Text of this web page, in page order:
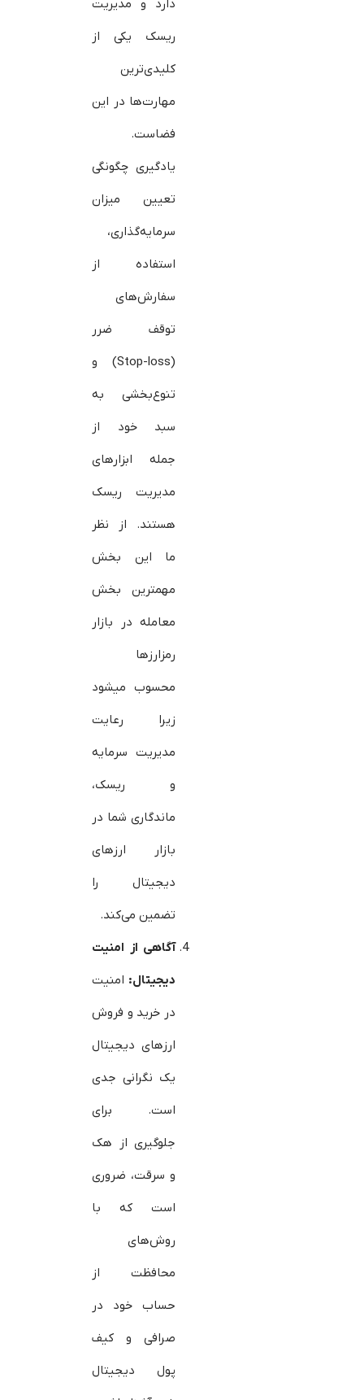
دارد و مدیریت
ریسک یکی از
کلیدی‌ترین
مهارت‌ها در این
فضاست.
یادگیری چگونگی
تعیین میزان
سرمایه‌گذاری،
استفاده از
سفارش‌های
توقف ضرر
(Stop-loss) و
تنوع‌بخشی به
سبد خود از
جمله ابزارهای
مدیریت ریسک
هستند. از نظر
ما این بخش
مهمترین بخش
معامله در بازار
رمزارزها
محسوب می‎شود
زیرا رعایت
مدیریت سرمایه
و ریسک،
ماندگاری شما در
بازار ارزهای
دیجیتال را
تضمین می‌کند.
آگاهی از امنیت
دیجیتال: امنیت
در خرید و فروش
ارزهای دیجیتال
یک نگرانی جدی
است. برای
جلوگیری از هک
و سرقت، ضروری
است که با
روش‌های
محافظت از
حساب خود در
صرافی و کیف
پول دیجیتال